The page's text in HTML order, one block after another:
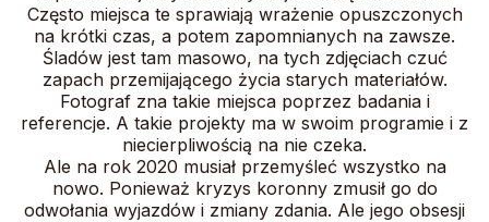
Często miejsca te sprawiają wrażenie opuszczonych
na krótki czas, a potem zapomnianych na zawsze.
Śladów jest tam masowo, na tych zdjęciach czuć
zapach przemijającego życia starych materiałów.
Fotograf zna takie miejsca poprzez badania i
referencje. A takie projekty ma w swoim programie i z
niecierpliwością na nie czeka.
Ale na rok 2020 musiał przemyśleć wszystko na
nowo. Ponieważ kryzys koronny zmusił go do
odwołania wyjazdów i zmiany zdania. Ale jego obsesji